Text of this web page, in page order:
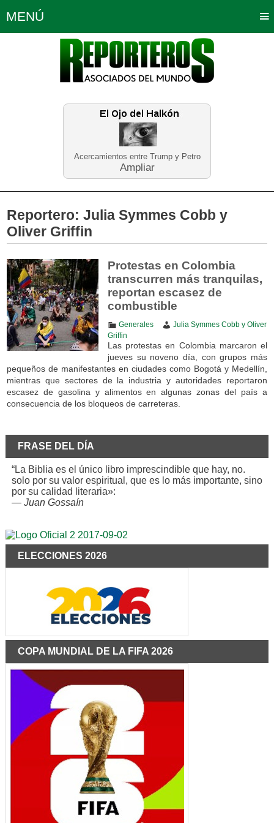
Acercamientos entre Trump y Petro
Ampliar
MENÚ
Política Opinión Bogotá
Planeta Tierra Deportes
Educación Neira
Reportero: Julia Symmes Cobb y
Oliver Griffin
Protestas en Colombia
transcurren más tranquilas,
reportan escasez de
combustible
Generales
Julia Symmes Cobb y Oliver
Griffin
Las protestas en Colombia marcaron el
jueves su noveno día, con grupos más
pequeños de manifestantes en ciudades como Bogotá y Medellín,
mientras que sectores de la industria y autoridades reportaron
escasez de gasolina y alimentos en algunas zonas del país a
consecuencia de los bloqueos de carreteras.
FRASE DEL DÍA
“La Biblia es el único libro imprescindible que hay, no.
solo por su valor espiritual, que es lo más importante, sino
por su calidad literaria»:
— Juan Gossaín
ELECCIONES 2026
COPA MUNDIAL DE LA FIFA 2026